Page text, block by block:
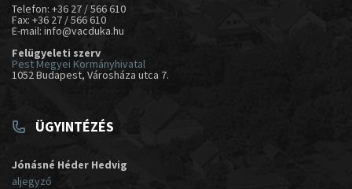
Telefon: +36 27 / 566 610
Fax: +36 27 / 566 610
E-mail: info@vacduka.hu
Felügyeleti szerv
Pest Megyei Kormányhivatal
1052 Budapest, Városháza utca 7.
ÜGYINTÉZÉS
Jónásné Héder Hedvig
aljegyző